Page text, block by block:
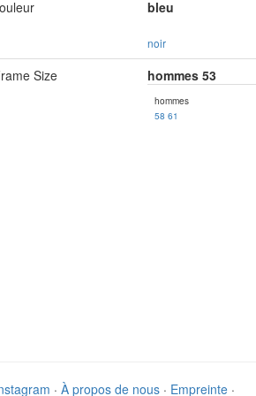
bleu
noir
Size hommes 53
hommes
58 61
· À propos de nous · Empreinte ·